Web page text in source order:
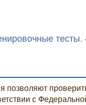
тесты.
позволяют
с